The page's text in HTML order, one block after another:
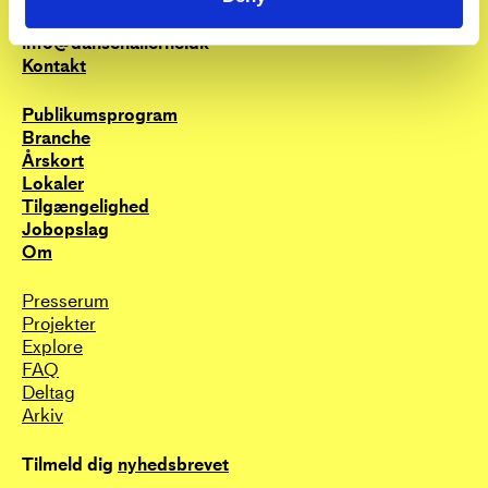
Internationale gæster kan også deltage i træning
gratis i op til 1 måned. Har du kommentarer eller
gode tips til træningsprogrammet, kan du altid
sende en e-mail til kuratorerne;
trainingcurator@dansehallerne.dk
+45 3388 8000
info@dansehallerne.dk
Kontakt
Publikums­program
Branche
Årskort
Lokaler
Tilgængelighed
Jobopslag
Om
Presserum
Projekter
Explore
FAQ
Deltag
Arkiv
Tilmeld dig nyhedsbrevet